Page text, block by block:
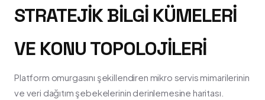
STRATEJIK BILGI KÜMELERI
VE KONU TOPOLOJILERI
Platform omurgasını şekillendiren mikro servis mimarilerinin
ve veri dağıtım şebekelerinin derinlemesine haritası.